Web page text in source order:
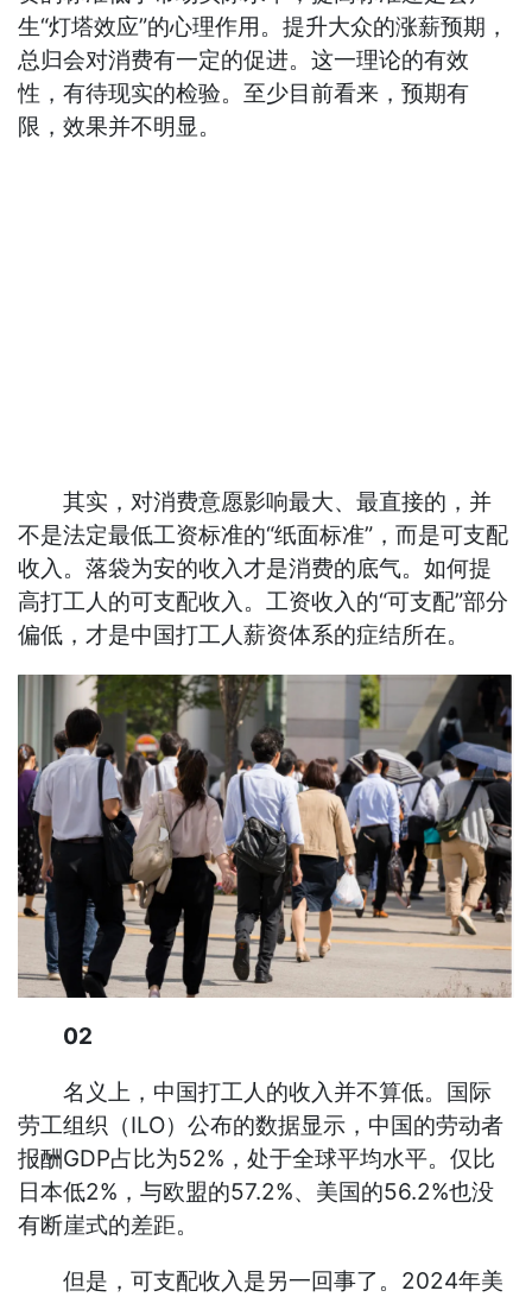
生“灯塔效应”的心理作用。提升大众的涨薪预期，
总归会对消费有一定的促进。这一理论的有效
性，有待现实的检验。至少目前看来，预期有
限，效果并不明显。
其实，对消费意愿影响最大、最直接的，并
不是法定最低工资标准的“纸面标准”，而是可支配
收入。落袋为安的收入才是消费的底气。如何提
高打工人的可支配收入。工资收入的“可支配”部分
偏低，才是中国打工人薪资体系的症结所在。
02
名义上，中国打工人的收入并不算低。国际
劳工组织（ILO）公布的数据显示，中国的劳动者
报酬GDP占比为52%，处于全球平均水平。仅比
日本低2%，与欧盟的57.2%、美国的56.2%也没
有断崖式的差距。
但是，可支配收入是另一回事了。2024年美